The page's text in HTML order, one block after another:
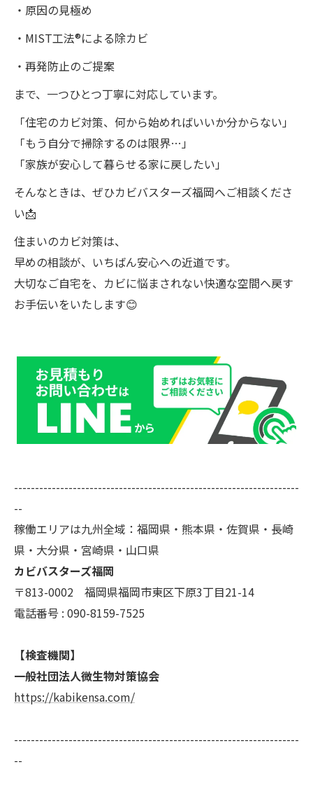
・原因の見極め
・MIST工法®による除カビ
・再発防止のご提案
まで、一つひとつ丁寧に対応しています。
「住宅のカビ対策、何から始めればいいか分からない」
「もう自分で掃除するのは限界…」
「家族が安心して暮らせる家に戻したい」
そんなときは、ぜひカビバスターズ福岡へご相談くださ
い📩
住まいのカビ対策は、
早めの相談が、いちばん安心への近道です。
大切なご自宅を、カビに悩まされない快適な空間へ戻す
お手伝いをいたします😊
--------------------------------------------------------------------
--
稼働エリアは九州全域：福岡県・熊本県・佐賀県・長崎
県・大分県・宮崎県・山口県
カビバスターズ福岡
〒813-0002 福岡県福岡市東区下原3丁目21-14
電話番号 : 090-8159-7525
【検査機関】
一般社団法人微生物対策協会
https://kabikensa.com/
--------------------------------------------------------------------
--